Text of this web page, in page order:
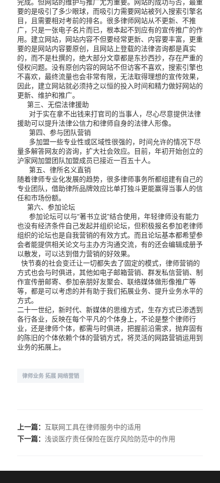
要的是吸引了多少眼球，而吸引力需要网站被列入搜索引擎名
目，且需要相对考前的排名。很多律师网站从不更新、不推
广，只是一张电子名片而已，根本起不到应有的宣传推广的作
用。建立网站，网站内容不但要经常更新、内容要丰富，更重
要的是网站内容要原创，且网站上登载的法律咨询都是真实
的，而不是杜撰的，绝大部分文章都是东抄西抄，存在严重的
侵权问题。没有原创内容的网站不但访客不喜欢，搜索引擎也
不喜欢，最终流量也会非常有限，无法取得理想的宣传效果，
因此，建立网站就必须持之以恒的投入时间和精力做好网站的
更新、维护和推广。
第三、无偿法律援助
对于实在拿不出钱来打官司的当事人，尽心尽意提供法律
援助可以提升法律公信力和律师自身的法律人形像。
第四、参与团队营销
多加盟一些专业性或区域性很强的，时间允许的情况下尽
量多解答网友的咨询，扩大社会效应。目前，年初开始创立的
沪家网加盟团队加盟成员已接近一百五十人。
第五、律所名义直销
随着律师专业化发展的趋势，很多律师事务所都组建有自己的
专业团队，借助律所品牌效应比单打独斗更能赢得当事人的信
任和市场份额。
第六、参加论坛
参加论坛可以与“著书立说”结合使用，年轻律师没有能力
也没有经济条件自己发起并组织论坛，但积极报名参加老律师
组织的论坛也是自我营销的有效方式。而且论坛基本都希望参
会者能提供相关论文与主办方沟通交流，有的还会编辑成册予
以散发，可以达到借力营销的好效果。
快节奏的社会变迁让一切都失去了固定的模式，律师营销的
方式也会与时俱进，其他如电子邮箱营销、群发私信营销、制
作宣传册邮寄、参加亲朋好友聚会、联络媒体做形像推广等
等，都是可以考虑的并有助于我们拓展业务、提升业务水平的
方式。
二十一世纪，新时代、新媒体的思维方式，生存方式已渗透到
各行各业，反映在每个平凡的个体身上，不论是整个律师行
业，还是律师个体，都需与时俱进，把握前沿需求，抛弃固有
的陈旧的个体依赖个体的营销方式，将灵活的网路营销运用到
业务的拓展上。
律师业务 拓展 网络营销
上一篇： 互联网工具在律师服务中的适用
下一篇： 浅谈医疗责任保险在医疗风险防范中的作用